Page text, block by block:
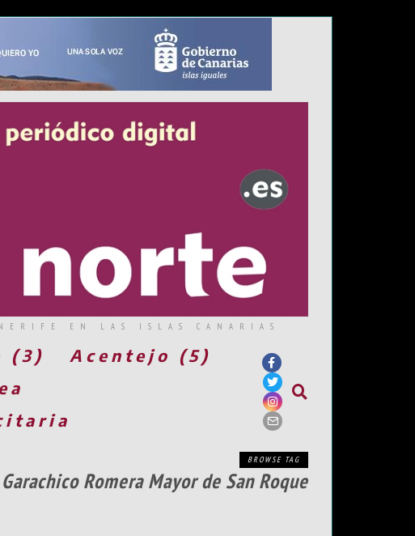
EN LAS ISLAS CANARIAS
(3)
Acentejo (5)
BROWSE TAG
Romera Mayor de San Roque